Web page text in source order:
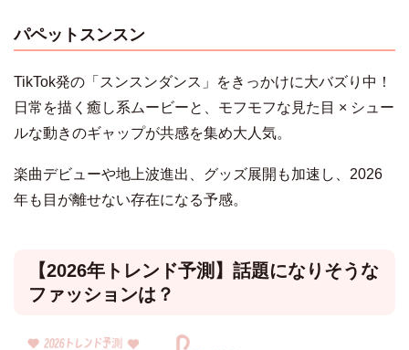
パペットスンスン
TikTok発の「スンスンダンス」をきっかけに大バズり中！
日常を描く癒し系ムービーと、モフモフな見た目 × シュー
ルな動きのギャップが共感を集め大人気。
楽曲デビューや地上波進出、グッズ展開も加速し、2026
年も目が離せない存在になる予感。
【2026年トレンド予測】話題になりそうな
ファッションは？